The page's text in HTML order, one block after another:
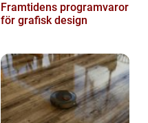
Framtidens programvaror
för grafisk design